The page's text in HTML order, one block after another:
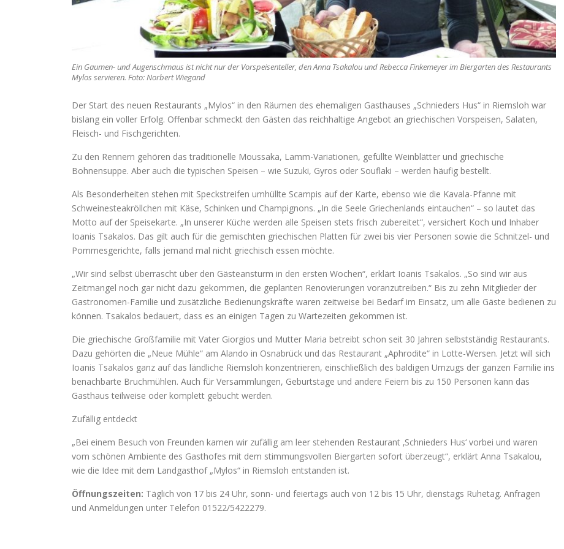
Ein Gaumen- und Augenschmaus ist nicht nur der Vorspeisenteller, den Anna Tsakalou und Rebecca Finkemeyer im Biergarten des Restaurants
Mylos servieren. Foto: Norbert Wiegand
Der Start des neuen Restaurants „Mylos“ in den Räumen des ehemaligen Gasthauses „Schnieders Hus“ in Riemsloh war
bislang ein voller Erfolg. Offenbar schmeckt den Gästen das reichhaltige Angebot an griechischen Vorspeisen, Salaten,
Fleisch- und Fischgerichten.
Zu den Rennern gehören das traditionelle Moussaka, Lamm-Variationen, gefüllte Weinblätter und griechische
Bohnensuppe. Aber auch die typischen Speisen – wie Suzuki, Gyros oder Souflaki – werden häufig bestellt.
Als Besonderheiten stehen mit Speckstreifen umhüllte Scampis auf der Karte, ebenso wie die Kavala-Pfanne mit
Schweinesteakröllchen mit Käse, Schinken und Champignons. „In die Seele Griechenlands eintauchen“ – so lautet das
Motto auf der Speisekarte. „In unserer Küche werden alle Speisen stets frisch zubereitet“, versichert Koch und Inhaber
Ioanis Tsakalos. Das gilt auch für die gemischten griechischen Platten für zwei bis vier Personen sowie die Schnitzel- und
Pommesgerichte, falls jemand mal nicht griechisch essen möchte.
„Wir sind selbst überrascht über den Gästeansturm in den ersten Wochen“, erklärt Ioanis Tsakalos. „So sind wir aus
Zeitmangel noch gar nicht dazu gekommen, die geplanten Renovierungen voranzutreiben.“ Bis zu zehn Mitglieder der
Gastronomen-Familie und zusätzliche Bedienungskräfte waren zeitweise bei Bedarf im Einsatz, um alle Gäste bedienen zu
können. Tsakalos bedauert, dass es an einigen Tagen zu Wartezeiten gekommen ist.
Die griechische Großfamilie mit Vater Giorgios und Mutter Maria betreibt schon seit 30 Jahren selbstständig Restaurants.
Dazu gehörten die „Neue Mühle“ am Alando in Osnabrück und das Restaurant „Aphrodite“ in Lotte-Wersen. Jetzt will sich
Ioanis Tsakalos ganz auf das ländliche Riemsloh konzentrieren, einschließlich des baldigen Umzugs der ganzen Familie ins
benachbarte Bruchmühlen. Auch für Versammlungen, Geburtstage und andere Feiern bis zu 150 Personen kann das
Gasthaus teilweise oder komplett gebucht werden.
Zufällig entdeckt
„Bei einem Besuch von Freunden kamen wir zufällig am leer stehenden Restaurant ‚Schnieders Hus‘ vorbei und waren
vom schönen Ambiente des Gasthofes mit dem stimmungsvollen Biergarten sofort überzeugt“, erklärt Anna Tsakalou,
wie die Idee mit dem Landgasthof „Mylos“ in Riemsloh entstanden ist.
Öffnungszeiten: Täglich von 17 bis 24 Uhr, sonn- und feiertags auch von 12 bis 15 Uhr, dienstags Ruhetag. Anfragen
und Anmeldungen unter Telefon 01522/5422279.